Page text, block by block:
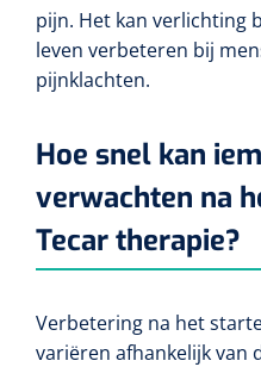
pijn. Het kan verlichting
leven verbeteren bij
pijnklachten.
Hoe snel kan
verwachten na
Tecar therapie?
Verbetering na het
variëren afhankelijk van